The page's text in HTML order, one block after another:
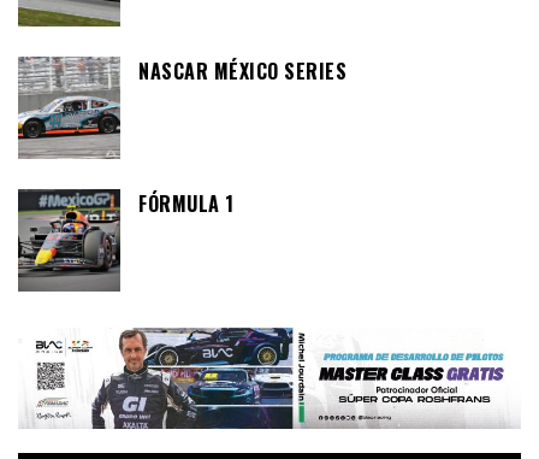
NASCAR MÉXICO SERIES
FÓRMULA 1